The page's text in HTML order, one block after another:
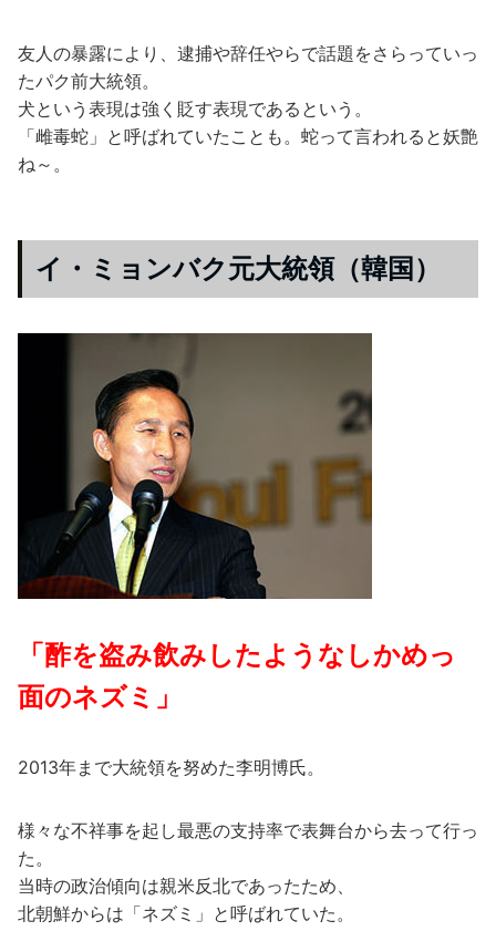
友人の暴露により、逮捕や辞任やらで話題をさらっていっ
たパク前大統領。
犬という表現は強く貶す表現であるという。
「雌毒蛇」と呼ばれていたことも。蛇って言われると妖艶
ね～。
イ・ミョンバク元大統領（韓国）
「酢を盗み飲みしたようなしかめっ
面のネズミ」
2013年まで大統領を努めた李明博氏。
様々な不祥事を起し最悪の支持率で表舞台から去って行っ
た。
当時の政治傾向は親米反北であったため、
北朝鮮からは「ネズミ」と呼ばれていた。